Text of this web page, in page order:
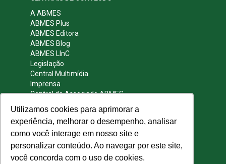
Utilizamos cookies para aprimorar a
experiência, melhorar o desempenho, analisar
como você interage em nosso site e
personalizar conteúdo. Ao navegar por este site,
você concorda com o uso de cookies.
A ABMES
ABMES Plus
ABMES Editora
ABMES Blog
ABMES LInC
Legislação
Central Multimídia
Imprensa
Central do Associado ABMES
REDES SOCIAIS